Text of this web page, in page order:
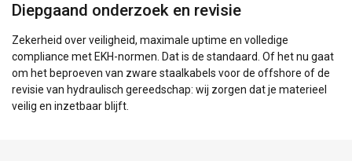
Diepgaand onderzoek en revisie
Zekerheid over veiligheid, maximale uptime en volledige
compliance met EKH-normen. Dat is de standaard. Of het nu gaat
om het beproeven van zware staalkabels voor de offshore of de
revisie van hydraulisch gereedschap: wij zorgen dat je materieel
veilig en inzetbaar blijft.